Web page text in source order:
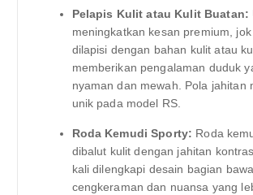
Pelapis Kulit atau Kulit Buatan:
meningkatkan kesan premium,
dilapisi dengan bahan kulit atau
memberikan pengalaman duduk
nyaman dan mewah. Pola jahitan
unik pada model RS.
Roda Kemudi Sporty: Roda
dibalut kulit dengan jahitan
kali dilengkapi desain bagian
cengkeraman dan nuansa yang